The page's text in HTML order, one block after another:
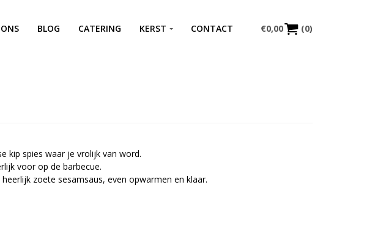
€0,00 (0)
BLOG CATERING KERST CONTACT
kip spies waar je vrolijk van word.
voor op de barbecue.
zoete sesamsaus, even opwarmen en klaar.